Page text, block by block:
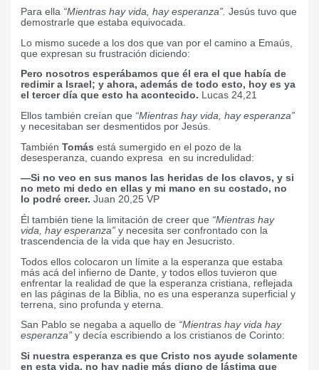
Para ella “Mientras hay vida, hay esperanza”. Jesús tuvo que
demostrarle que estaba equivocada.
Lo mismo sucede a los dos que van por el camino a Emaús,
que expresan su frustración diciendo:
Pero nosotros esperábamos que él era el que había de
redimir a Israel; y ahora, además de todo esto, hoy es ya
el tercer día que esto ha acontecido. Lucas 24,21
Ellos también creían que “Mientras hay vida, hay esperanza”
y necesitaban ser desmentidos por Jesús.
También Tomásestá sumergido en el pozo de la
desesperanza, cuando expresa
en su incredulidad:
—Si no veo en sus manos las heridas de los clavos, y si
no meto mi dedo en ellas y mi mano en su costado, no
lo podré creer. Juan 20,25 VP
Él también tiene la limitación de creer que “Mientras hay
vida, hay esperanza” y necesita ser confrontado con la
trascendencia de la vida que hay en Jesucristo.
Todos ellos colocaron un límite a la esperanza que estaba
más acá del infierno de Dante, y todos ellos tuvieron que
enfrentar la realidad de que la esperanza cristiana, reflejada
en las páginas de la Biblia, no es una esperanza superficial y
terrena, sino profunda y eterna.
San Pablo se negaba a aquello de “Mientras hay vida hay
esperanza”y decía escribiendo a los cristianos de Corinto:
Si nuestra esperanza es que Cristo nos ayude solamente
en esta vida, no hay nadie más digno de lástima que